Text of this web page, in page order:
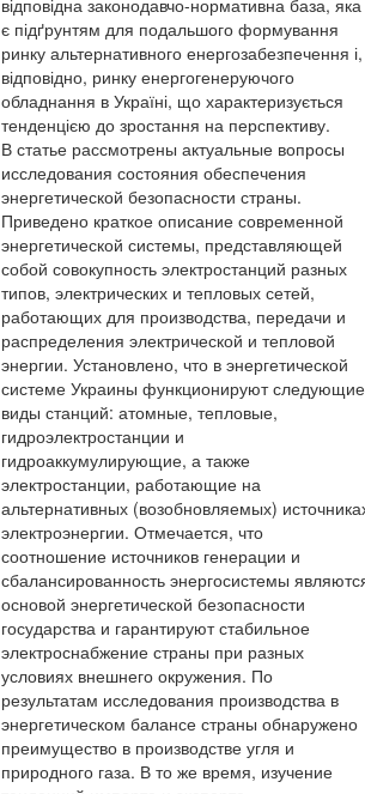
відповідна законодавчо-нормативна база, яка
є підґрунтям для подальшого формування
ринку альтернативного енергозабезпечення і,
відповідно, ринку енергогенеруючого
обладнання в Україні, що характеризується
тенденцією до зростання на перспективу.
В статье рассмотрены актуальные вопросы
исследования состояния обеспечения
энергетической безопасности страны.
Приведено краткое описание современной
энергетической системы, представляющей
собой совокупность электростанций разных
типов, электрических и тепловых сетей,
работающих для производства, передачи и
распределения электрической и тепловой
энергии. Установлено, что в энергетической
системе Украины функционируют следующие
виды станций: атомные, тепловые,
гидроэлектростанции и
гидроаккумулирующие, а также
электростанции, работающие на
альтернативных (возобновляемых)
электроэнергии. Отмечается, что
соотношение источников генерации и
сбалансированность энергосистемы
основой энергетической безопасности
государства и гарантируют стабильное
электроснабжение страны при разных
условиях внешнего окружения. По
результатам исследования производства в
энергетическом балансе страны обнаружено
преимущество в производстве угля и
природного газа. В то же время, изучение